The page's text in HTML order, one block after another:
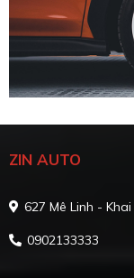
ZIN AUTO
627 Mê Linh -
0902133333